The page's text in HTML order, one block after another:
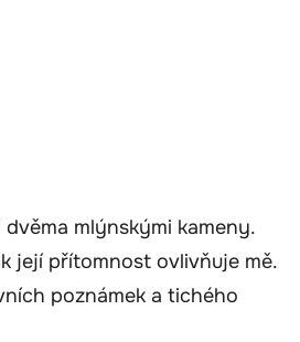
mlýnskými kameny.
její přítomnost ovlivňuje mě.
poznámek a tichého